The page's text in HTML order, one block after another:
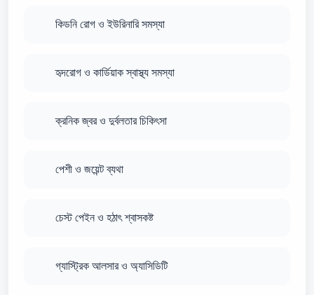
কিডনি রোগ ও ইউরিনারি সমস্যা
হৃদরোগ ও কার্ডিয়াক স্বাস্থ্য সমস্যা
ক্রনিক জ্বর ও দুর্বলতার চিকিৎসা
পেশী ও জয়েন্ট ব্যথা
চেস্ট পেইন ও হঠাৎ শ্বাসকষ্ট
গ্যাস্ট্রিক আলসার ও অ্যাসিডিটি